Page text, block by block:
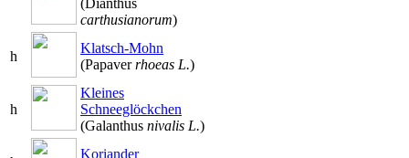
carthusianorum)
h
Klatsch-Mohn
(Papaverrhoeas L.)
h
Kleines
Schneeglöckchen
(Galanthus nivalis L.)
Koriander